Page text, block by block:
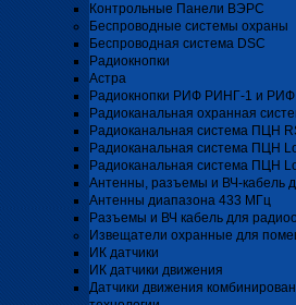
Контрольные Панели ВЭРС
Беспроводные системы охраны
Беспроводная система DSC
Радиокнопки
Астра
Радиокнопки РИФ РИНГ-1 и
Радиоканальная охранная
Радиоканальная система ПЦН
Радиоканальная система ПЦН
Радиоканальная система ПЦН
Антенны, разъемы и ВЧ-кабель
Антенны диапазона 433 МГц
Разъемы и ВЧ кабель для
Извещатели охранные для
ИК датчики
ИК датчики движения
Датчики движения